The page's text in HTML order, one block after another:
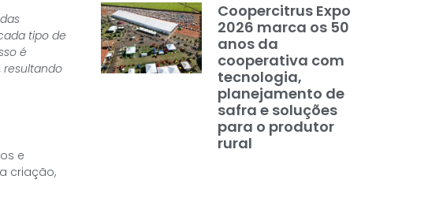
tipo de
é
resultando
e
criação,
Coopercitrus Expo
2026 marca os 50
anos da
cooperativa com
tecnologia,
planejamento de
safra e soluções
para o produtor
rural